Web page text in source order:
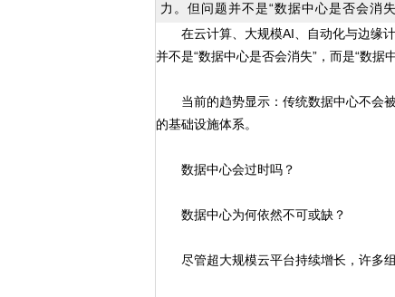
力。但问题并不是“数据中心是否会消
在云计算、大规模AI、自动化与边缘
并不是“数据中心是否会消失”，而是“数据
当前的趋势显示：传统数据中心不会被
的基础设施体系。
数据中心会过时吗？
数据中心为何依然不可或缺？
尽管超大规模云平台持续增长，许多组